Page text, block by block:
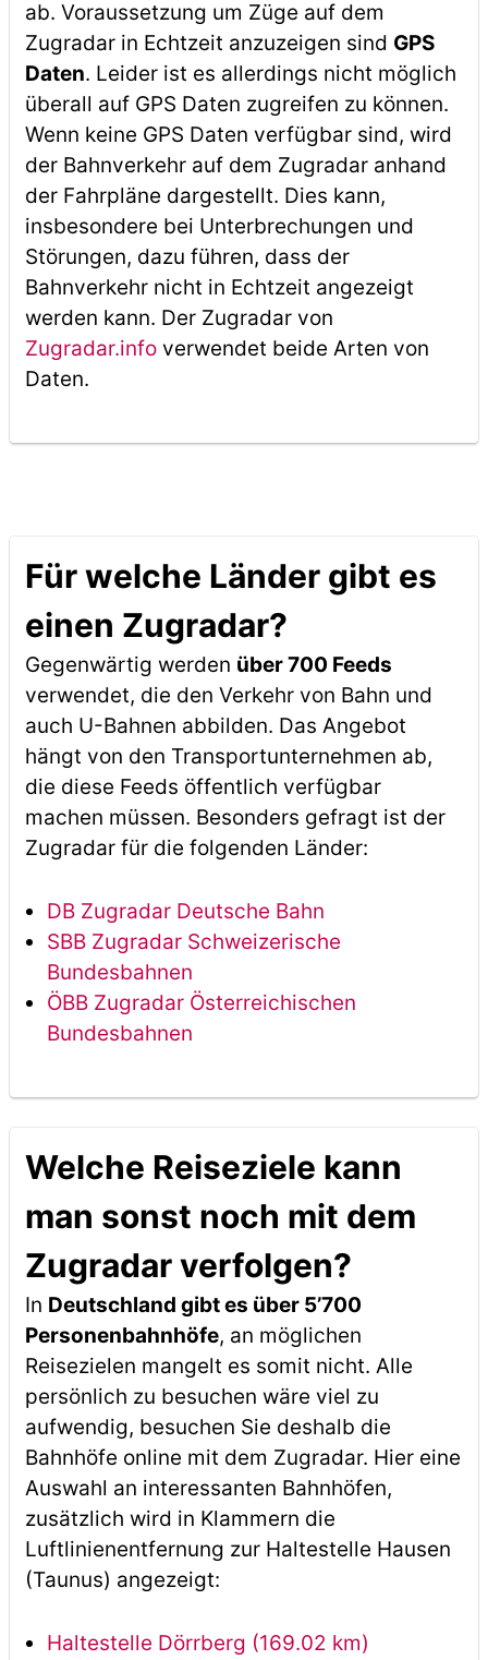
ab. Voraussetzung um Züge auf dem
Zugradar in Echtzeit anzuzeigen sind GPS
Daten. Leider ist es allerdings nicht möglich
überall auf GPS Daten zugreifen zu können.
Wenn keine GPS Daten verfügbar sind, wird
der Bahnverkehr auf dem Zugradar anhand
der Fahrpläne dargestellt. Dies kann,
insbesondere bei Unterbrechungen und
Störungen, dazu führen, dass der
Bahnverkehr nicht in Echtzeit angezeigt
werden kann. Der Zugradar von
Zugradar.infoverwendet beide Arten von
Daten.
Für welche Länder gibt es
einen Zugradar?
Gegenwärtig werden über 700 Feeds
verwendet, die den Verkehr von Bahn und
auch U-Bahnen abbilden. Das Angebot
hängt von den Transportunternehmen ab,
die diese Feeds öffentlich verfügbar
machen müssen. Besonders gefragt ist der
Zugradar für die folgenden Länder:
DB Zugradar Deutsche Bahn
SBB Zugradar Schweizerische
Bundesbahnen
ÖBB Zugradar Österreichischen
Bundesbahnen
Welche Reiseziele kann
man sonst noch mit dem
Zugradar verfolgen?
In Deutschland gibt es über 5’700
Personenbahnhöfe, an möglichen
Reisezielen mangelt es somit nicht. Alle
persönlich zu besuchen wäre viel zu
aufwendig, besuchen Sie deshalb die
Bahnhöfe online mit dem Zugradar. Hier eine
Auswahl an interessanten Bahnhöfen,
zusätzlich wird in Klammern die
Luftlinienentfernung zur Haltestelle Hausen
(Taunus) angezeigt:
Haltestelle Dörrberg (169.02 km)